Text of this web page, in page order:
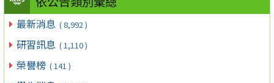
最新消息 ( 8,992 )
研習訊息 ( 1,110 )
榮譽榜 ( 141 )